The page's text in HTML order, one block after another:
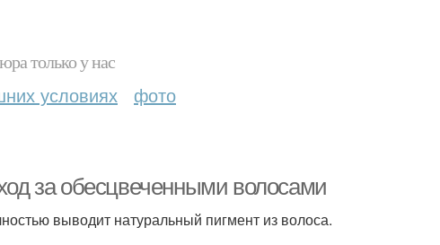
только у нас
условиях фото
за обесцвеченными волосами
выводит натуральный пигмент из волоса.